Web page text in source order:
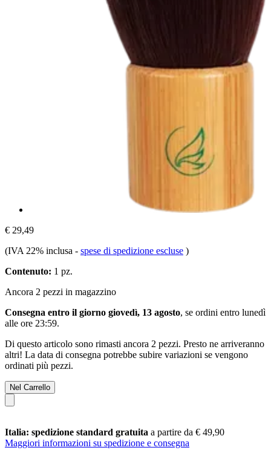
€ 29,49
(IVA 22% inclusa - spese di spedizione escluse )
Contenuto: 1 pz.
Ancora 2 pezzi in magazzino
Consegna entro il giorno giovedì, 13 agosto, se ordini entro lunedì
alle ore 23:59.
Di questo articolo sono rimasti ancora 2 pezzi. Presto ne arriveranno
altri! La data di consegna potrebbe subire variazioni se vengono
ordinati più pezzi.
Nel Carrello
Italia: spedizione standard gratuita a partire da € 49,90
Maggiori informazioni su spedizione e consegna